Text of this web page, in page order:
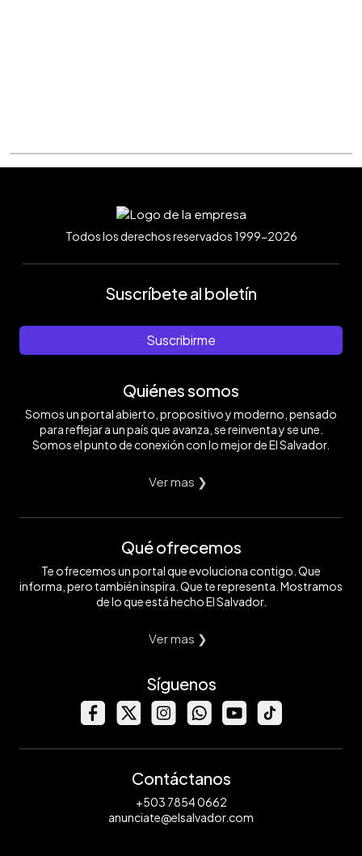
Todos los derechos reservados 1999-2026
Suscríbete al boletín
Suscribirme
Quiénes somos
Somos un portal abierto, propositivo y moderno, pensado
para reflejar a un país que avanza, se reinventa y se une.
Somos el punto de conexión con lo mejor de El Salvador.
Ver mas ❯
Qué ofrecemos
Te ofrecemos un portal que evoluciona contigo. Que
informa, pero también inspira. Que te representa. Mostramos
de lo que está hecho El Salvador.
Ver mas ❯
Síguenos
Contáctanos
+503 7854 0662
anunciate@elsalvador.com